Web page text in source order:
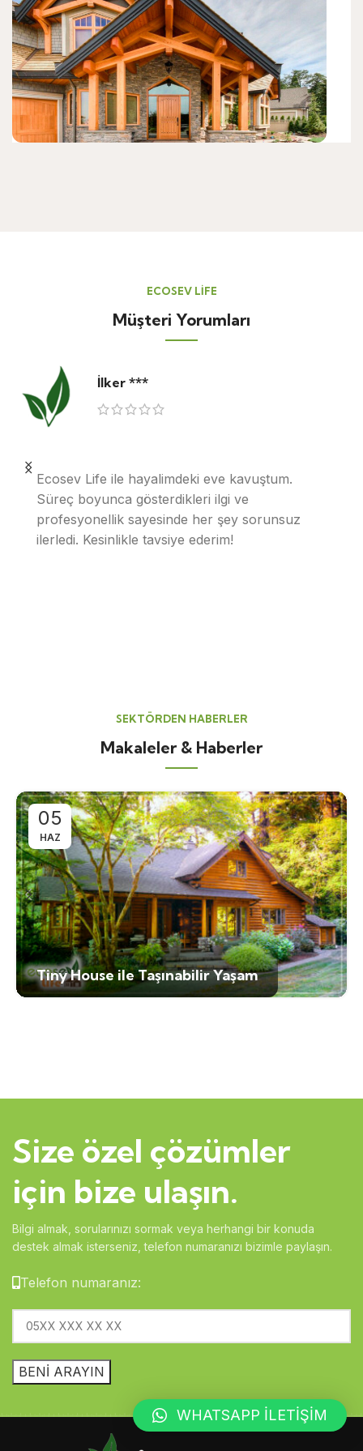
ECOSEV LİFE
Müşteri Yorumları
İlker ***
Ecosev Life ile hayalimdeki eve kavuştum.
Süreç boyunca gösterdikleri ilgi ve
profesyonellik sayesinde her şey sorunsuz
ilerledi. Kesinlikle tavsiye ederim!
SEKTÖRDEN HABERLER
Makaleler & Haberler
05
HAZ
Tiny House ile Taşınabilir Yaşam
Size özel çözümler
için bize ulaşın.
Bilgi almak, sorularınızı sormak veya herhangi bir konuda
destek almak isterseniz, telefon numaranızı bizimle paylaşın.
Telefon numaranız:
WHATSAPP İLETİŞİM